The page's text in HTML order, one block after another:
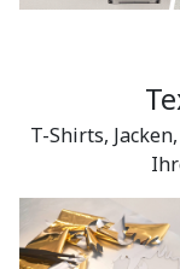
T-Shirts,